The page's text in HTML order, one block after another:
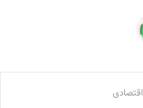
اقتصادی